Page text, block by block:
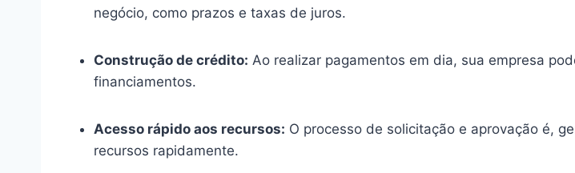
negócio, como prazos e taxas de juros.
Construção de crédito: Ao realizar pagamentos em dia, sua empresa
financiamentos.
Acesso rápido aos recursos: O processo de solicitação e aprovação é,
recursos rapidamente.